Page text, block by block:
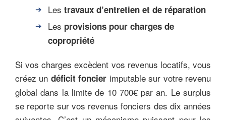
Les travaux d’entretien et de réparation
Les provisions pour charges de
copropriété
Si vos charges excèdent vos revenus locatifs, vous
créez un déficit foncier imputable sur votre revenu
global dans la limite de 10 700€ par an. Le surplus
se reporte sur vos revenus fonciers des dix années